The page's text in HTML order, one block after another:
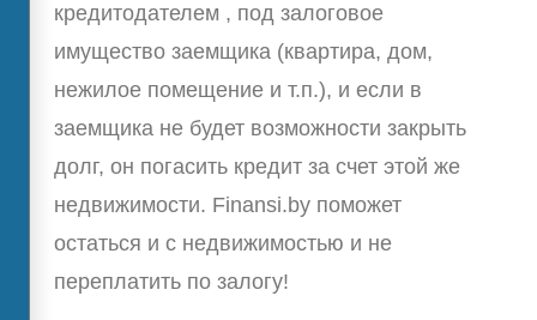
кредитодателем , под залоговое
имущество заемщика (квартира, дом,
нежилое помещение и т.п.), и если в
заемщика не будет возможности закрыть
долг, он погасить кредит за счет этой же
недвижимости. Finansi.by поможет
остаться и с недвижимостью и не
переплатить по залогу!